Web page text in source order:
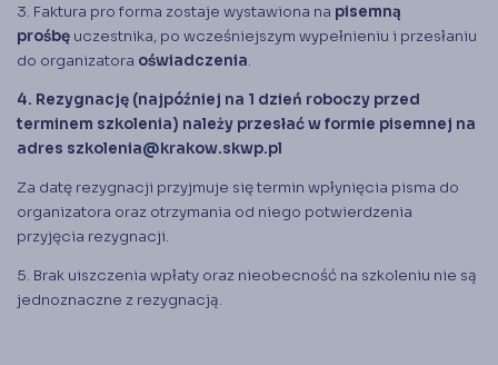
3. Faktura pro forma zostaje wystawiona na pisemną
prośbę uczestnika, po wcześniejszym wypełnieniu i przesłaniu
do organizatora oświadczenia.
4. Rezygnację (najpóźniej na 1 dzień roboczy przed
terminem szkolenia) należy przesłać w formie pisemnej na
adres szkolenia@krakow.skwp.pl
Za datę rezygnacji przyjmuje się termin wpłynięcia pisma do
organizatora oraz otrzymania od niego potwierdzenia
przyjęcia rezygnacji.
5. Brak uiszczenia wpłaty oraz nieobecność na szkoleniu nie są
jednoznaczne z rezygnacją.